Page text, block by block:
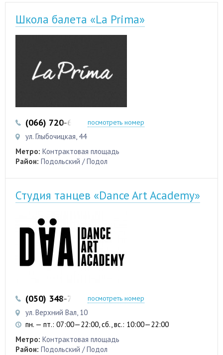
Школа балета «La Prima»
(066) 720-66-86посмотреть номер
ул. Глыбочицкая, 44
Метро: Контрактовая площадь
Район: Подольский / Подол
Студия танцев «Dance Art Academy»
(050) 348-79-55 (050) 475-77-24
посмотреть номер
ул. Верхний Вал, 10
пн. — пт.: 07:00—22:00, сб., вс.: 10:00—22:00
Метро: Контрактовая площадь
Район: Подольский / Подол